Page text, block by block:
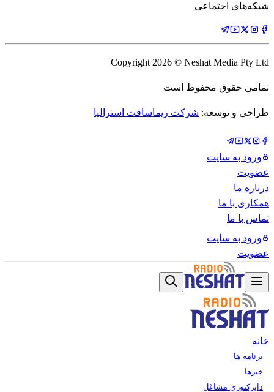
شبکه‌های اجتماعی
Copyright 2026 © Neshat Media Pty Ltd
تمامی حقوق محفوظ است
طراحی و توسعه: شرکت ریماسافت استرالیا
ورود به سایت
عضویت
درباره ما
همکاری با ما
تماس با ما
ورود به سایت
عضویت
خانه
برنامه ها
خبرها
دایرکتوری مشاغل